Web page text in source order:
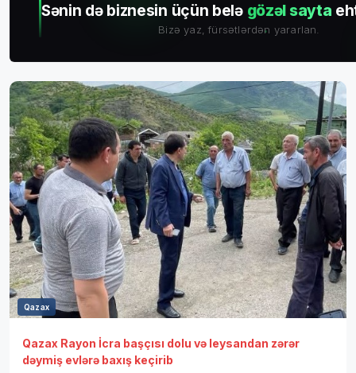
Sənin də biznesin üçün belə gözəl sayta
Bizə yaz, fürsətlərdən yararlan.
Qazax
Qazax Rayon İcra başçısı dolu və leysandan zərər
dəymiş evlərə baxış keçirib